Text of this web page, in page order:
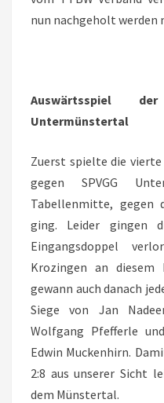
nun nachgeholt werden
Auswärtsspiel
Untermünstertal
Zuerst spielte die vierte
gegen SPVGG
Tabellenmitte, gegen
ging. Leider gingen
Eingangsdoppel
Krozingen an diesem
gewann auch danach
Siege von Jan
Wolfgang Pfefferle
Edwin Muckenhirn.
2:8 aus unserer Sicht
dem Münstertal.